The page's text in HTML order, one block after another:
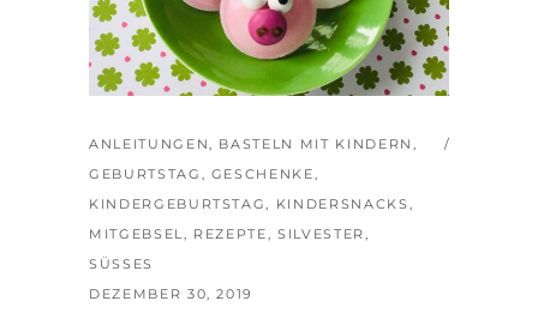
ANLEITUNGEN, BASTELN MIT KINDERN ,
GEBURTSTAG , GESCHENKE,
KINDERGEBURTSTAG, KINDERSNACKS,
MITGEBSEL, REZEPTE,SILVESTER,
SÜSSES
DEZEMBER 30, 2019